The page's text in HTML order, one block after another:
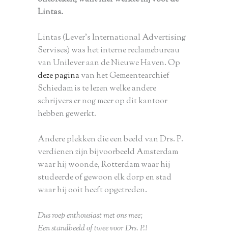
Lintas.
Lintas (Lever’s International Advertising
Servises) was het interne reclamebureau
van Unilever aan de Nieuwe Haven. Op
deze pagina van het Gemeentearchief
Schiedam is te lezen welke andere
schrijvers er nog meer op dit kantoor
hebben gewerkt.
Andere plekken die een beeld van Drs. P.
verdienen zijn bijvoorbeeld Amsterdam
waar hij woonde, Rotterdam waar hij
studeerde of gewoon elk dorp en stad
waar hij ooit heeft opgetreden.
Dus roep enthousiast met ons mee;
Een standbeeld of twee voor Drs. P.!